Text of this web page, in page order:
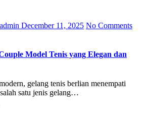
admin December 11, 2025 No Comments
Model Tenis yang Elegan dan
satu jenis gelang…